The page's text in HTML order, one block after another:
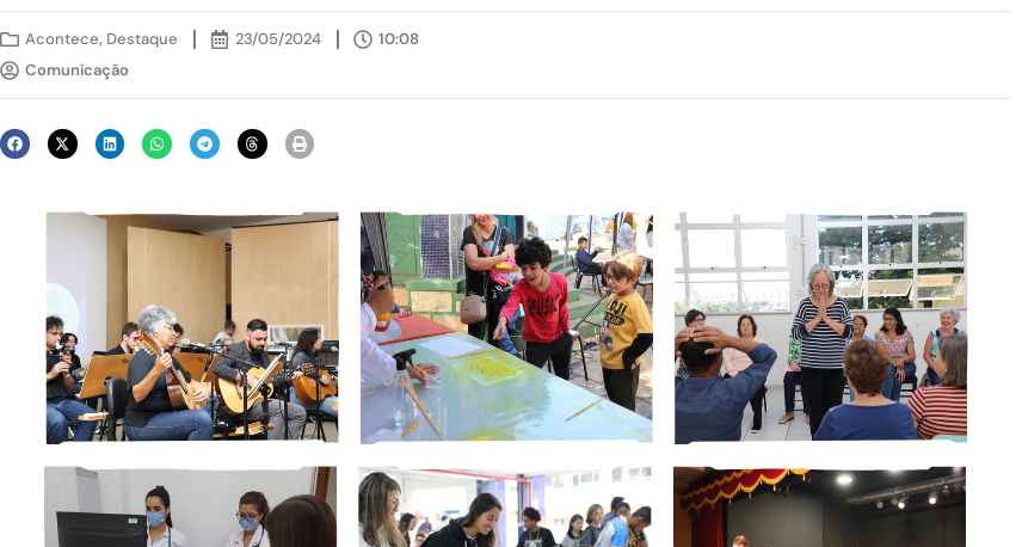
Acontece, Destaque 23/05/2024
10:08
Comunicação